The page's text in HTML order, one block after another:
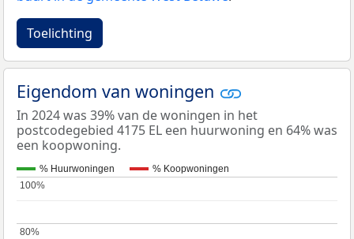
Toelichting
Eigendom van woningen
In 2024 was 39% van de woningen in het
postcodegebied 4175 EL een huurwoning en 64% was
een koopwoning.
% Huurwoningen % Koopwoningen
80%
80%
100%
100%